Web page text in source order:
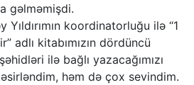
gəlməmişdi.
koordinatorluğu ilə “1
adlı kitabımızın dördüncü
ilə bağlı yazacağımızı
həm də çox sevindim.